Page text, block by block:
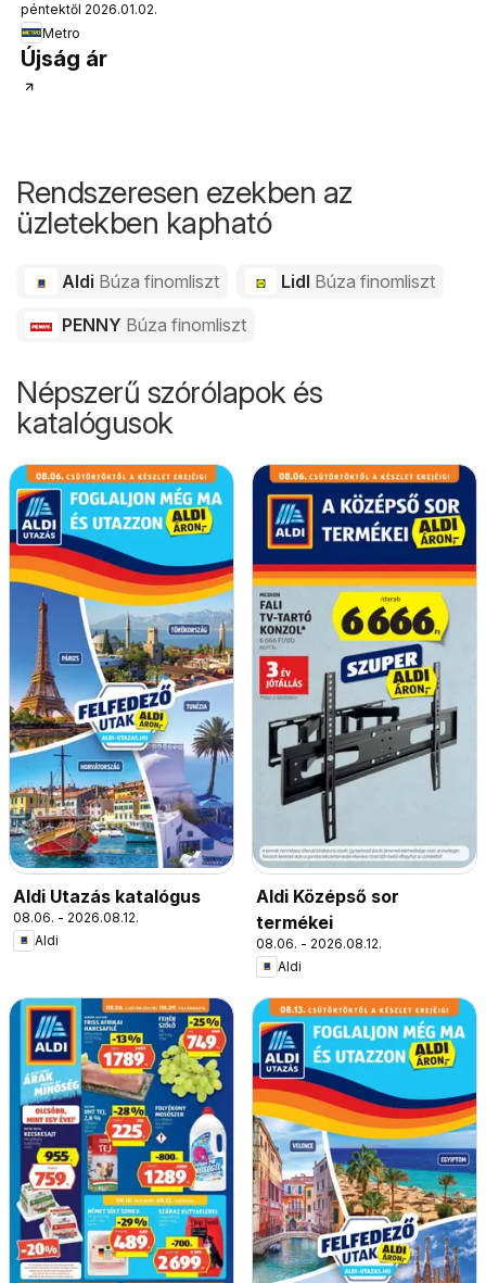
péntektől 2026.01.02.
Metro
Újság ár
Rendszeresen ezekben az
üzletekben kapható
Aldi Búza finomliszt Lidl Búza finomliszt
PENNY Búza finomliszt
Népszerű szórólapok és
katalógusok
Aldi Utazás katalógus
08.06. - 2026.08.12.
Aldi
Aldi Középső sor
termékei
08.06. - 2026.08.12.
Aldi